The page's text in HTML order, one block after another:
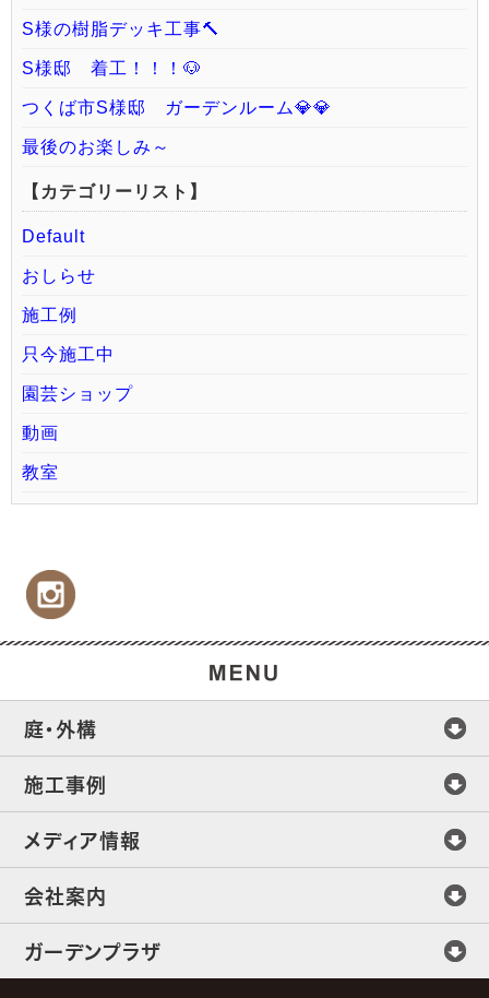
S様の樹脂デッキ工事🔨
S様邸 着工！！！🐶
つくば市S様邸 ガーデンルーム💎💎
最後のお楽しみ～
【カテゴリーリスト】
Default
おしらせ
施工例
只今施工中
園芸ショップ
動画
教室
庭・外構
施工事例
メディア情報
会社案内
ガーデンプラザ